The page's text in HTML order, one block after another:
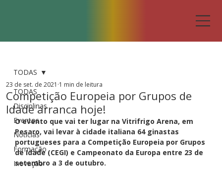
TODAS
Disciplinas
Eventos
Notícias
Formação
Inovação
TODAS
Competição Europeia por Grupos de
Idade arranca hoje!
23 de set. de 2021 1 min de leitura
O evento que vai ter lugar na Vitrifrigo Arena, em
Pesaro, vai levar à cidade italiana 64 ginastas
portugueses para a Competição Europeia por Grupos
de Idade (CEGI) e Campeonato da Europa entre 23 de
setembro a 3 de outubro.